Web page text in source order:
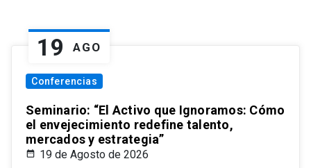
19 AGO
Conferencias
Seminario: “El Activo que Ignoramos: Cómo
el envejecimiento redefine talento,
mercados y estrategia”
19 de Agosto de 2026